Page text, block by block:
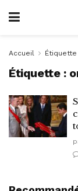
Accueil Étiquette
Étiquette :